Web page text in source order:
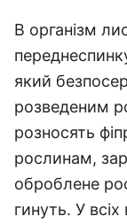
В організм
який
розведеним
розносять
рослинам,
оброблене
гинуть. У